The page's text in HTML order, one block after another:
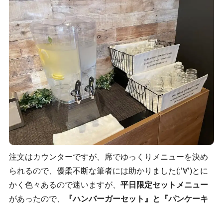
注文はカウンターですが、席でゆっくりメニューを決め
られるので、優柔不断な筆者には助かりました(;’∀’)とに
かく色々あるので迷いますが、 平日限定セットメニュー
があったので、
『ハンバーガーセット』と『パンケーキ